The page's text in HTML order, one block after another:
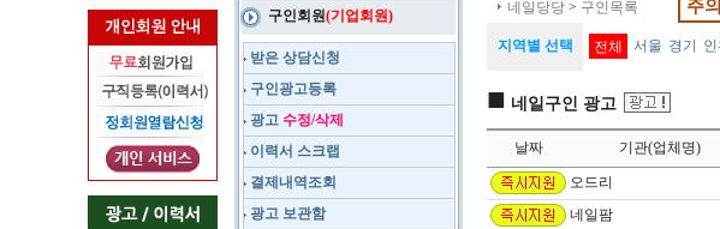
구인회원(기업회원)
받은 상담신청
구인광고등록
광고 수정/삭제
이력서 스크랩
결제내역조회
광고 보관함
네일당당 > 구인목록 주
지역별 선택 전체 서울 경기 인
■ 네일구인 광고
날짜 기관(업체명)
오드리
네일팜